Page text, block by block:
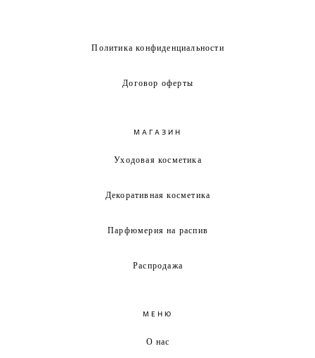
Политика конфиденциальности
Договор оферты
МАГАЗИН
Уходовая косметика
Декоративная косметика
Парфюмерия на распив
Распродажа
МЕНЮ
О нас